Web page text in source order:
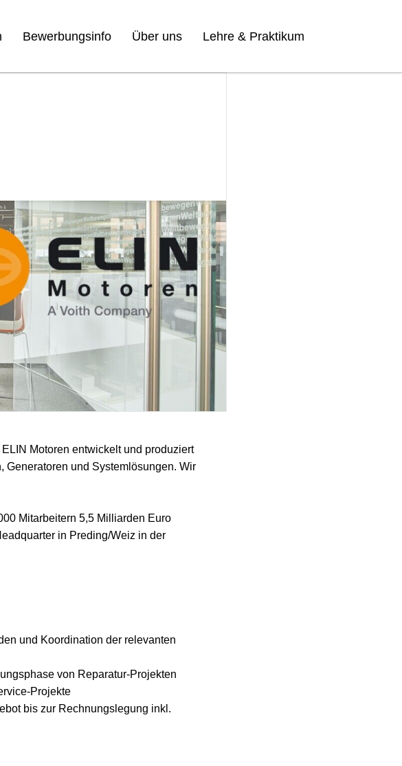
Bewerbungsinfo Über uns Lehre & Praktikum
Motoren entwickelt und produziert
und Systemlösungen. Wir
Mitarbeitern 5,5 Milliarden Euro
in Preding/Weiz in der
und Koordination der relevanten
von Reparatur-Projekten
Projekte
bis zur Rechnungslegung inkl.